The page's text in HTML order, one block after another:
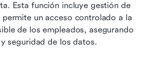
Esta función incluye gestión de
un acceso controlado a la
de los empleados, asegurando
seguridad de los datos.